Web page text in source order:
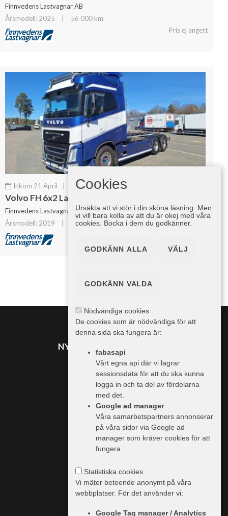
Finnvedens Lastvagnar AB
Årsmodell: 2025
56 000 km
Pris ej angett
Inkom 21 April Krok/Lastväxlare
Volvo FH 6x2 Lastväxlare
Finnvedens Lastvagnar AB
Årsmodell: 2019
780 000 km
NYHETER FRÅN TRAILER
MER INFO
Vi använder cookies
Information & priser
Handlare
Trailer.se
Integritetspolicy
Cookies
Ursäkta att vi stör i din sköna läsning. Men
vi vill bara kolla av att du är okej med våra
cookies. Bocka i dem du godkänner.
GODKÄNN ALLA VÄLJ
GODKÄNN VALDA
Nödvändiga cookies
De cookies som är nödvändiga för att
denna sida ska fungera är:
fabasapi
Vårt egna api där vi lagrar
sessionsdata för att du ska kunna
logga in och ta del av fördelarna
med det.
Google ad manager
Våra samarbetspartners annonserar
på våra sidor via Google ad
manager som kräver cookies för att
fungera.
Statistiska cookies
Vi mäter beteende anonymt på våra
webbplatser. För det använder vi:
Google Tag manager / Analytics